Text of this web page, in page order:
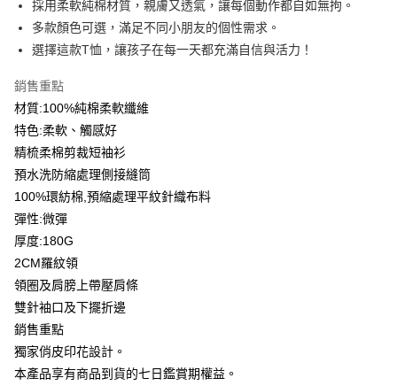
上海商業儲蓄銀行
台北富邦商業銀行
國泰世華商業銀行
兆豐國際商業銀行
臺灣中小企業銀行
台中商業銀行
聯邦商業銀行
元大商業銀行
台新國際商業銀行
台灣樂天信用卡公司
華南商業銀行
彰化商業銀行
上海商業儲蓄銀行
台北富邦商業銀行
國泰世華商業銀行
兆豐國際商業銀行
匯豐（台灣）商業銀行
聯邦商業銀行
元大商業銀行
玉山商業銀行
台灣樂天信用卡公司
合作金庫商業銀行
第一商業銀行
上海商業儲蓄銀行
台北富邦商業銀行
國泰世華商業銀行
臺灣中小企業銀行
匯豐（台灣）商業銀行
聯邦商業銀行
元大商業銀行
玉山商業銀行
台新國際商業銀行
超商取貨付款
LINE Pay
Apple Pay
街口支付
悠遊付
Google Pay
全盈+PAY
大哥付你分期
相關說明
1.本服務由台灣大哥大提供，台灣大哥大用戶可立即使用無須另外申請。
2.付款方式選擇「大哥付你分期」，訂單成立後會自動跳轉到大哥付的交易
流程，驗證手機門號後，選擇欲分期的期數、繳款截止日，確認付款後即完
成交易。
3.實際核准額度、可分期數及費用金額請依後續交易確認頁面所載為準。
AFTEE先享後付
相關說明
【關於「AFTEE先享後付」】
AFTEE先享後付是「在收到商品之後才付款」的支付方式。 讓您購物簡單
ATM付款
採用柔軟純棉材質，親膚又透氣，讓每個動作都自如無拘。
多款顏色可選，滿足不同小朋友的個性需求。
選擇這款T恤，讓孩子在每一天都充滿自信與活力！
銷售重點
材質:100%純棉柔軟纖維
特色:柔軟、觸感好
精梳柔棉剪裁短袖衫
預水洗防縮處理側接縫筒
100%環紡棉,預縮處理平紋針織布料
彈性:微彈
厚度:180G
2CM羅紋領
領圈及肩膀上帶壓肩條
雙針袖口及下擺折邊
銷售重點
獨家俏皮印花設計。
本產品享有商品到貨的七日鑑賞期權益。